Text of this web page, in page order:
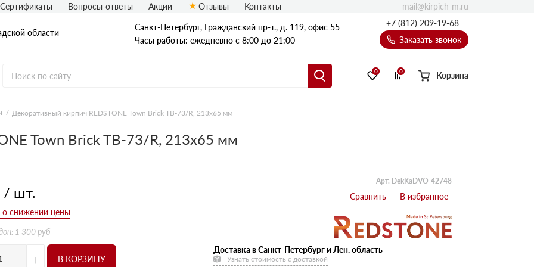
области
Санкт-Петербург, Граждaнский пр-т., д. 119, офис 55
Часы работы: ежедневно с 8:00 до 21:00
+7 (812) 209-19-68
Заказать звонок
Рядовой кирпич
Полнотелый
0 0 Корзина
Сертификаты Вопросы-ответы Акции Отзывы Контакты mail@kirpich-m.ru
Декоративный кирпич REDSTONE Town Brick TB-73/R, 213х65 мм
Town Brick TB-73/R, 213х65 мм
/ шт.
1 300 руб
Арт. DekKaDVO-42748
+ В КОРЗИНУ
Доставка в Санкт-Петербург и Лен. область
Узнать стоимость с доставкой